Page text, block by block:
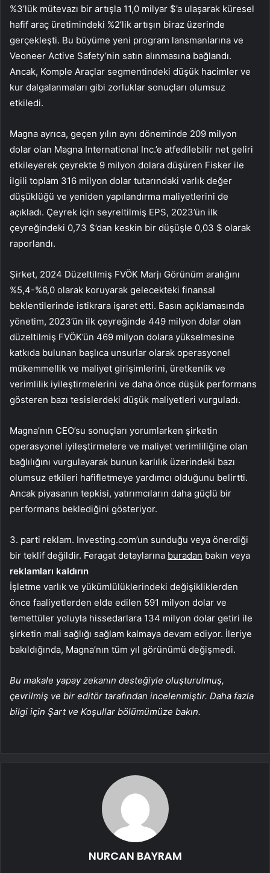
%3’lük mütevazı bir artışla 11,0 milyar $’a ulaşarak küresel
hafif araç üretimindeki %2’lik artışın biraz üzerinde
gerçekleşti. Bu büyüme yeni program lansmanlarına ve
Veoneer Active Safety’nin satın alınmasına bağlandı.
Ancak, Komple Araçlar segmentindeki düşük hacimler ve
kur dalgalanmaları gibi zorluklar sonuçları olumsuz
etkiledi.
Magna ayrıca, geçen yılın aynı döneminde 209 milyon
dolar olan Magna International Inc.’e atfedilebilir net geliri
etkileyerek çeyrekte 9 milyon dolara düşüren Fisker ile
ilgili toplam 316 milyon dolar tutarındaki varlık değer
düşüklüğü ve yeniden yapılandırma maliyetlerini de
açıkladı. Çeyrek için seyreltilmiş EPS, 2023’ün ilk
çeyreğindeki 0,73 $’dan keskin bir düşüşle 0,03 $ olarak
raporlandı.
Şirket, 2024 Düzeltilmiş FVÖK Marjı Görünüm aralığını
%5,4-%6,0 olarak koruyarak gelecekteki finansal
beklentilerinde istikrara işaret etti. Basın açıklamasında
yönetim, 2023’ün ilk çeyreğinde 449 milyon dolar olan
düzeltilmiş FVÖK’ün 469 milyon dolara yükselmesine
katkıda bulunan başlıca unsurlar olarak operasyonel
mükemmellik ve maliyet girişimlerini, üretkenlik ve
verimlilik iyileştirmelerini ve daha önce düşük performans
gösteren bazı tesislerdeki düşük maliyetleri vurguladı.
Magna’nın CEO’su sonuçları yorumlarken şirketin
operasyonel iyileştirmelere ve maliyet verimliliğine olan
bağlılığını vurgulayarak bunun karlılık üzerindeki bazı
olumsuz etkileri hafifletmeye yardımcı olduğunu belirtti.
Ancak piyasanın tepkisi, yatırımcıların daha güçlü bir
performans beklediğini gösteriyor.
3. parti reklam. Investing.com’un sunduğu veya önerdiği
bir teklif değildir. Feragat detaylarına buradan bakın veya
reklamları kaldırın
İşletme varlık ve yükümlülüklerindeki değişikliklerden
önce faaliyetlerden elde edilen 591 milyon dolar ve
temettüler yoluyla hissedarlara 134 milyon dolar getiri ile
şirketin mali sağlığı sağlam kalmaya devam ediyor. İleriye
bakıldığında, Magna’nın tüm yıl görünümü değişmedi.
Bu makale yapay zekanın desteğiyle oluşturulmuş,
çevrilmiş ve bir editör tarafından incelenmiştir. Daha fazla
bilgi için Şart ve Koşullar bölümümüze bakın.
NURCAN BAYRAM